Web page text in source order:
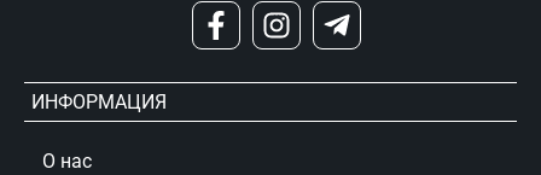
ИНФОРМАЦИЯ
О нас